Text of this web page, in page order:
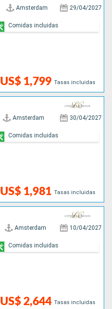
Amsterdam 29/04/2027
US$ 1,799 Tasas incluidas
Comidas incluidas
Amsterdam 30/04/2027
US$ 1,981 Tasas incluidas
Comidas incluidas
Amsterdam 10/04/2027
US$ 2,644 Tasas incluidas
Comidas incluidas